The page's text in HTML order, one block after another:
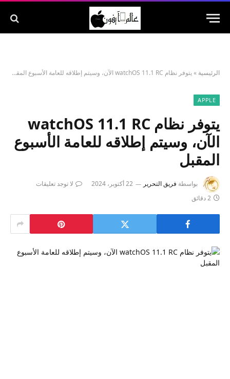
الرئيسية »يتوفر نظام watchOS 11.1 RC الآن، وسيتم إطلاقه للعامة الأسبوع المقبل
APPLE
يتوفر نظام watchOS 11.1 RC
الآن، وسيتم إطلاقه للعامة الأسبوع
المقبل
بواسطة فريق التحرير 22 أكتوبر، 2024
لا توجد تعليقات
2 دقائق